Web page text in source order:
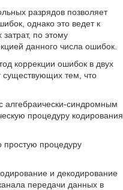
разрядов позволяет
однако это ведет к
по этому
данного числа ошибок.
коррекции ошибок в двух
существующих тем, что
алгебраически-синдромным
процедуру кодирования
простую процедуру
и декодирование
передачи данных в